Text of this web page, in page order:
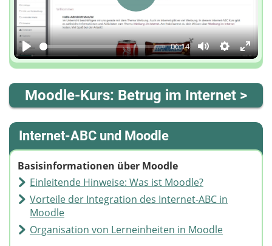
Play
06:14
Mute
Enter
Play
Moodle-Kurs: Betrug im Internet >
Internet-ABC und Moodle
Basisinformationen über Moodle
Einleitende Hinweise: Was ist Moodle?
Vorteile der Integration des Internet-ABC in
Moodle
Organisation von Lerneinheiten in Moodle